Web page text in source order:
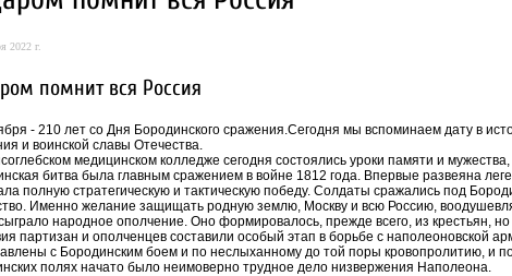
2022 г.
помнит вся Россия
- 210 лет со Дня Бородинского сражения.Сегодня мы вспоминаем дату в
и воинской славы Отечества.
медицинском колледже сегодня состоялись уроки памяти и
битва была главным сражением в войне 1812 года. Впервые развеяна
полную стратегическую и тактическую победу. Солдаты сражались под
Именно желание защищать родную землю, Москву и всю Россию,
народное ополчение. Оно формировалось, прежде всего, из крестьян,
партизан и ополченцев составили особый этап в борьбе с наполеоновской
с Бородинским боем и по неслыханному до той поры кровопролитию, и
полях начато было неимоверно трудное дело низвержения Наполеона.